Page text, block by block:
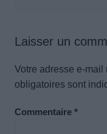
Laisser un
Votre adresse e-
obligatoires sont
Commentaire *